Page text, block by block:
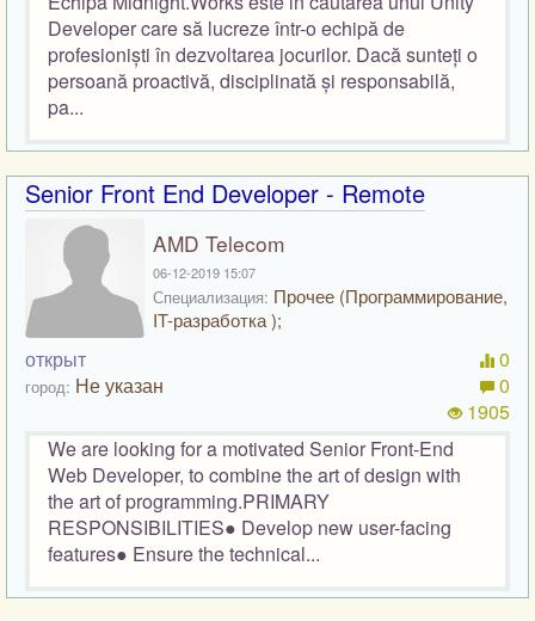
Developer care să lucreze într-o echipă de
profesioniști în dezvoltarea jocurilor. Dacă sunteți o
persoană proactivă, disciplinată și responsabilă,
pa...
Senior Front End Developer - Remote
AMD Telecom
06-12-2019 15:07
Специализация: Прочее (Программирование,
IT-разработка );
открыт
город: Не указан
0
0
1905
We are looking for a motivated Senior Front-End
Web Developer, to combine the art of design with
the art of programming.PRIMARY
RESPONSIBILITIES● Develop new user-facing
features● Ensure the technical...